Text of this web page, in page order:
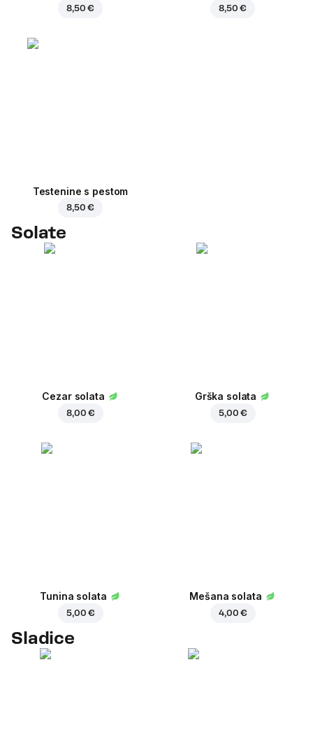
8,50 € 8,50 €
Testenine s pestom
8,50 €
Solate
Cezar solata
8,00 €
Grška solata
5,00 €
Tunina solata
5,00 €
Mešana solata
4,00 €
Sladice